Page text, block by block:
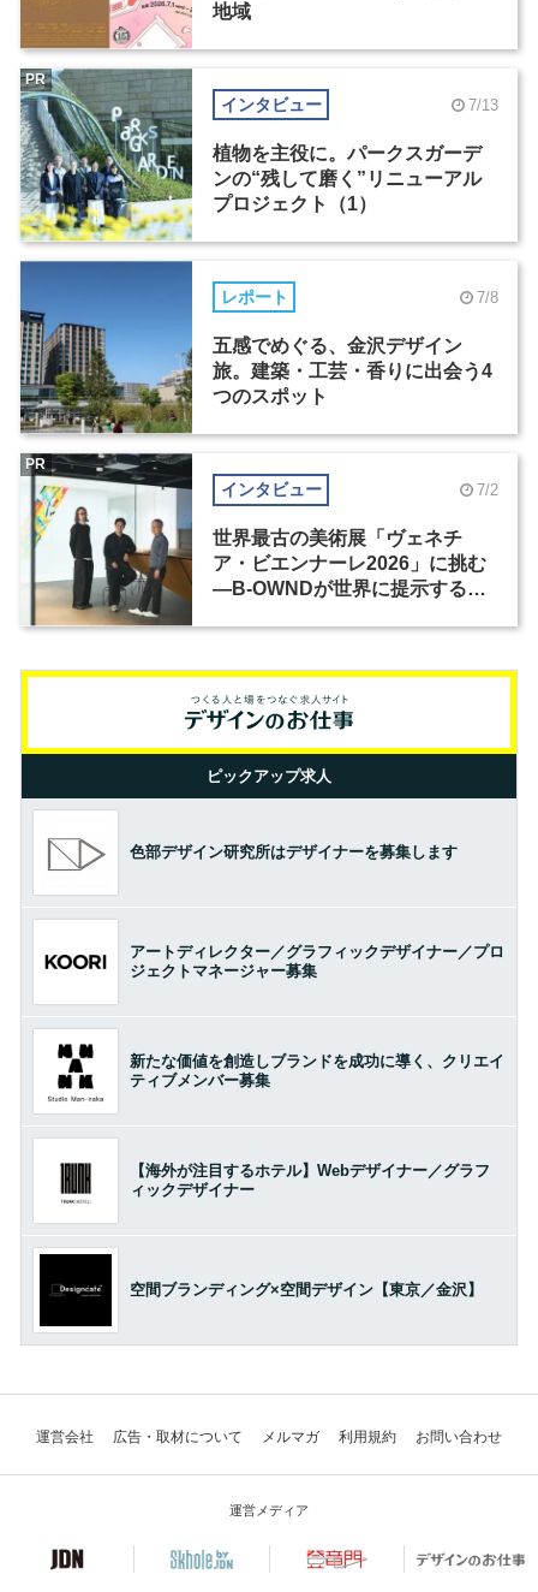
地域
インタビュー 7/13
植物を主役に。パークスガーデ
ンの“残して磨く”リニューアル
プロジェクト（1）
PR
レポート 7/8
五感でめぐる、金沢デザイン
旅。建築・工芸・香りに出会う4
つのスポット
インタビュー 7/2
世界最古の美術展「ヴェネチ
ア・ビエンナーレ2026」に挑む
―B-OWNDが世界に提示する美
PR
ピックアップ求人
色部デザイン研究所はデザイナーを募集します
アートディレクター／グラフィックデザイナー／プロ
ジェクトマネージャー募集
新たな価値を創造しブランドを成功に導く、クリエイ
ティブメンバー募集
【海外が注目するホテル】Webデザイナー／グラフ
ィックデザイナー
空間ブランディング×空間デザイン【東京／金沢】
運営会社 広告・取材について メルマガ 利用規約 お問い合わせ
運営メディア